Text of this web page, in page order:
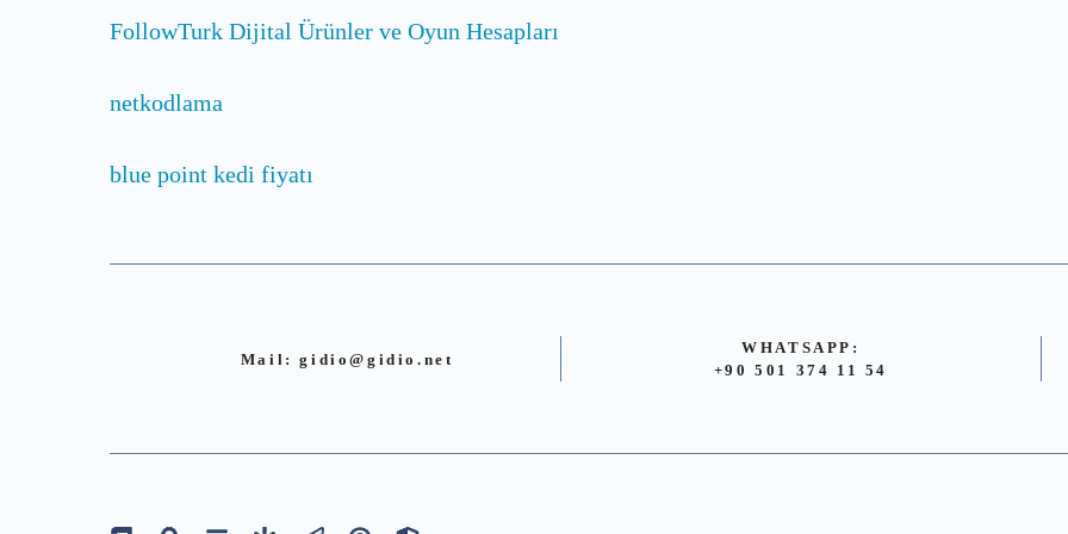
FollowTurk Dijital Ürünler ve Oyun Hesapları
netkodlama
blue point kedi fiyatı
Mail: gidio@gidio.net
WHATSAPP:
+90 501 374 11 54